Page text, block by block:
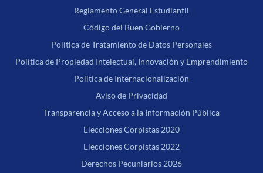
Reglamento General Estudiantil
Código del Buen Gobierno
Política de Tratamiento de Datos Personales
Política de Propiedad Intelectual, Innovación y Emprendimiento
Política de Internacionalización
Aviso de Privacidad
Transparencia y Acceso a la Información Pública
Elecciones Corpistas 2020
Elecciones Corpistas 2022
Derechos Pecuniarios 2026